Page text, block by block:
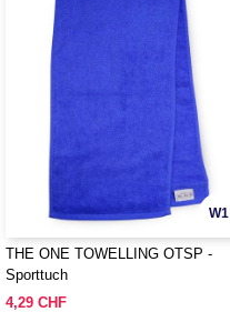
W1
THE ONE TOWELLING OTSP -
Sporttuch
4,29 CHF